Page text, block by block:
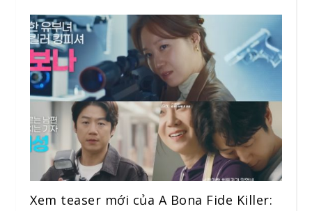
Xem teaser mới của A Bona Fide Killer: